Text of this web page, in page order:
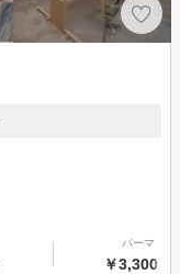
パーマ
￥3,300～